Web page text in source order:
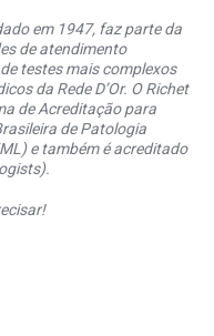
em 1947, faz parte da
de atendimento
testes mais complexos
da Rede D’Or. O Richet
de Acreditação para
de Patologia
e também é acreditado